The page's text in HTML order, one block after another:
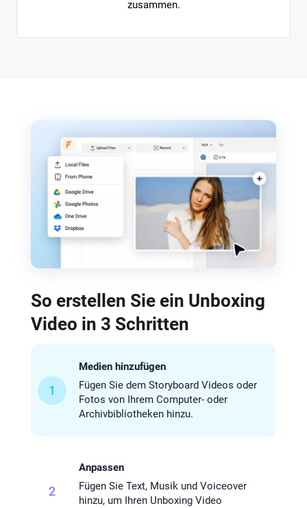
zusammen.
So erstellen Sie ein Unboxing
Video in 3 Schritten
1
Medien hinzufügen
Fügen Sie dem Storyboard Videos oder
Fotos von Ihrem Computer- oder
Archivbibliotheken hinzu.
2
Anpassen
Fügen Sie Text, Musik und Voiceover
hinzu, um Ihren Unboxing Video